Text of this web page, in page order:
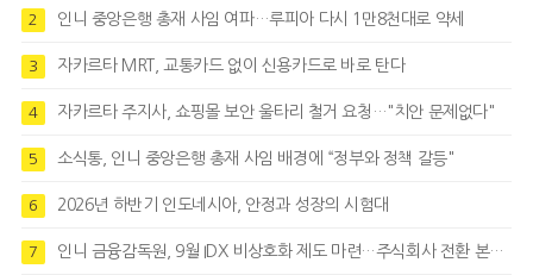
2 인니 중앙은행 총재 사임 여파…루피아 다시 1만8천대로 약세
3 자카르타 MRT, 교통카드 없이 신용카드로 바로 탄다
4 자카르타 주지사, 쇼핑몰 보안 울타리 철거 요청…"치안 문제없다"
5 소식통, 인니 중앙은행 총재 사임 배경에 “정부와 정책 갈등"
6 2026년 하반기 인도네시아, 안정과 성장의 시험대
7 인니 금융감독원, 9월 IDX 비상호화 제도 마련…주식회사 전환 본격화